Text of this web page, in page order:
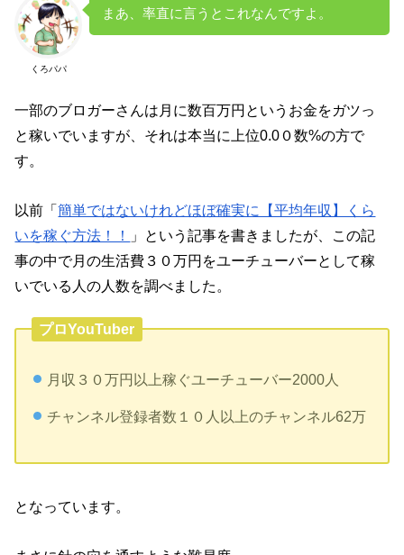
くろパパ
まあ、率直に言うとこれなんですよ。
一部のブロガーさんは月に数百万円というお金をガツっ
と稼いでいますが、それは本当に上位0.0０数%の方で
す。
以前「簡単ではないけれどほぼ確実に【平均年収】くら
いを稼ぐ方法！！
」という記事を書きましたが、この記
事の中で月の生活費３０万円をユーチューバーとして稼
いでいる人の人数を調べました。
プロYouTuber
月収３０万円以上稼ぐユーチューバー2000人
チャンネル登録者数１０人以上のチャンネル62万
となっています。